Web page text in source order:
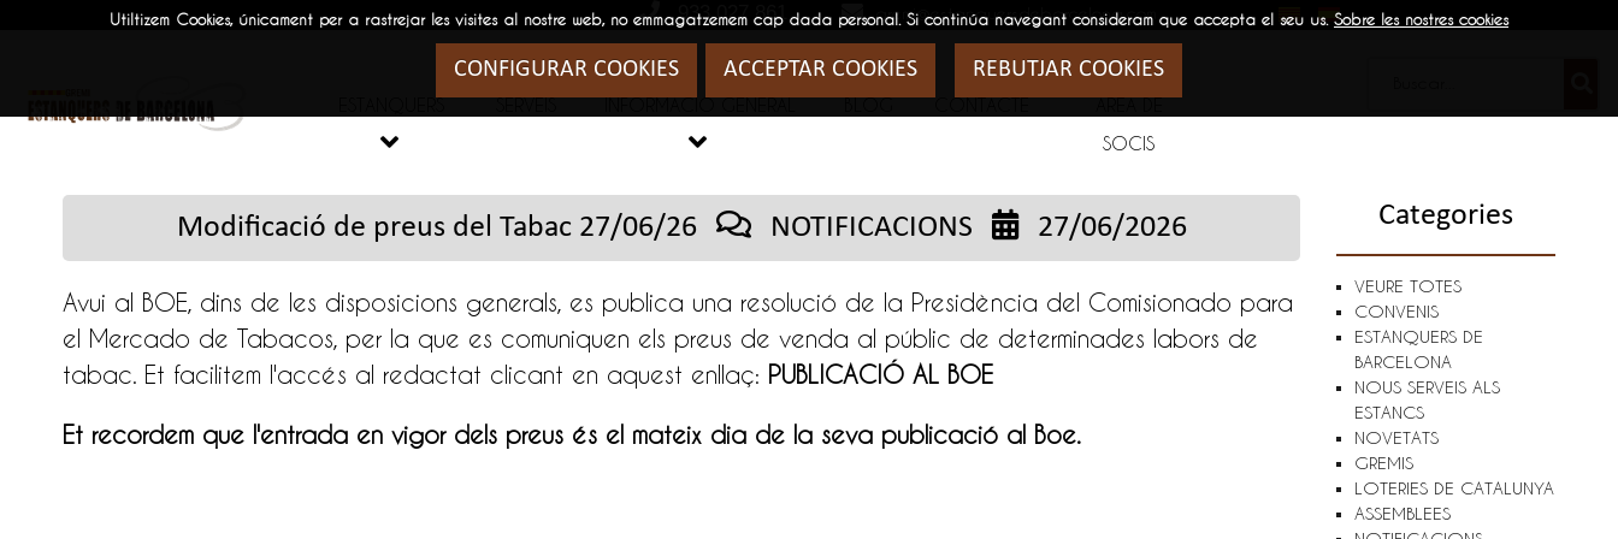
Utiltizem Cookies, únicament per a rastrejar les visites al nostre web, no emmagatzemem cap dada personal. Si continúa navegant consideram que accepta el seu us. Sobre les nostres cookies
CONFIGURAR COOKIES ACCEPTAR COOKIES REBUTJAR COOKIES
933 027 861 gremi@estanquersdebarcelona.com
 
SOCIS
Modificació de preus del Tabac 27/06/26 NOTIFICACIONS 27/06/2026
Avui al BOE, dins de les disposicions generals, es publica una resolució de la Presidència del Comisionado para
el Mercado de Tabacos, per la que es comuniquen els preus de venda al públic de determinades labors de
tabac. Et facilitem l'accés al redactat clicant en aquest enllaç: PUBLICACIÓ AL BOE
Et recordem que l'entrada en vigor dels preus és el mateix dia de la seva publicació al Boe.
Categories
VEURE TOTES
CONVENIS
ESTANQUERS DE
BARCELONA
NOUS SERVEIS ALS
ESTANCS
NOVETATS
GREMIS
LOTERIES DE CATALUNYA
ASSEMBLEES